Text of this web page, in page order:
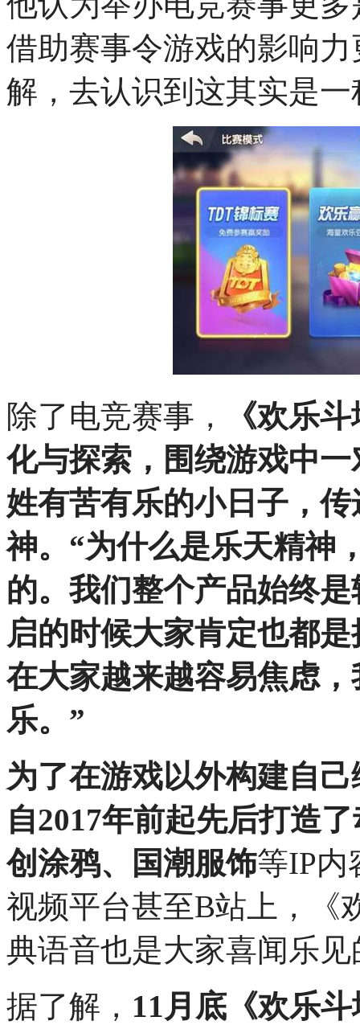
借助赛事令游戏的影响
解，去认识到这其实是
除了电竞赛事，
《欢乐
化与探索，围绕游戏中
姓有苦有乐的小日子，
神。“为什么是乐天精神
的。我们整个产品始终
启的时候大家肯定也都
在大家越来越容易焦虑
乐。”
为了在游戏以外构建自
自2017年前起先后打造
创涂鸦、国潮服饰等IP内
视频平台甚至B站上，《
典语音也是大家喜闻乐
据了解， 11月底《欢乐